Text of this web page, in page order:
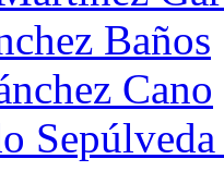
Baños
Cano